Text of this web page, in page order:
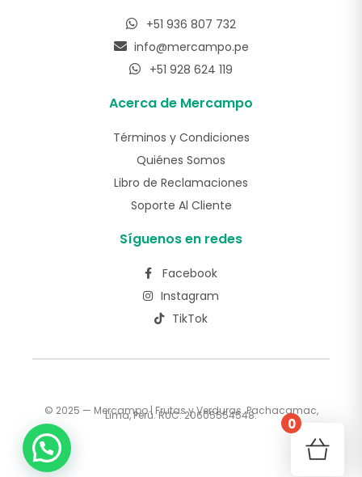
+51 936 807 732
info@mercampo.pe
+51 928 624 119
Acerca de Mercampo
Términos y Condiciones
Quiénes Somos
Libro de Reclamaciones
Soporte Al Cliente
Síguenos en redes
Facebook
Instagram
TikTok
© 2025 — Mercampo | Frutas y Verduras. Pachacamac,
Lima, Perú. RUC: 20605554548. 0